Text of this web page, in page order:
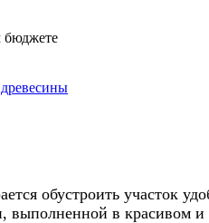
бюджете
обустроить участок
выполненной в красивом и